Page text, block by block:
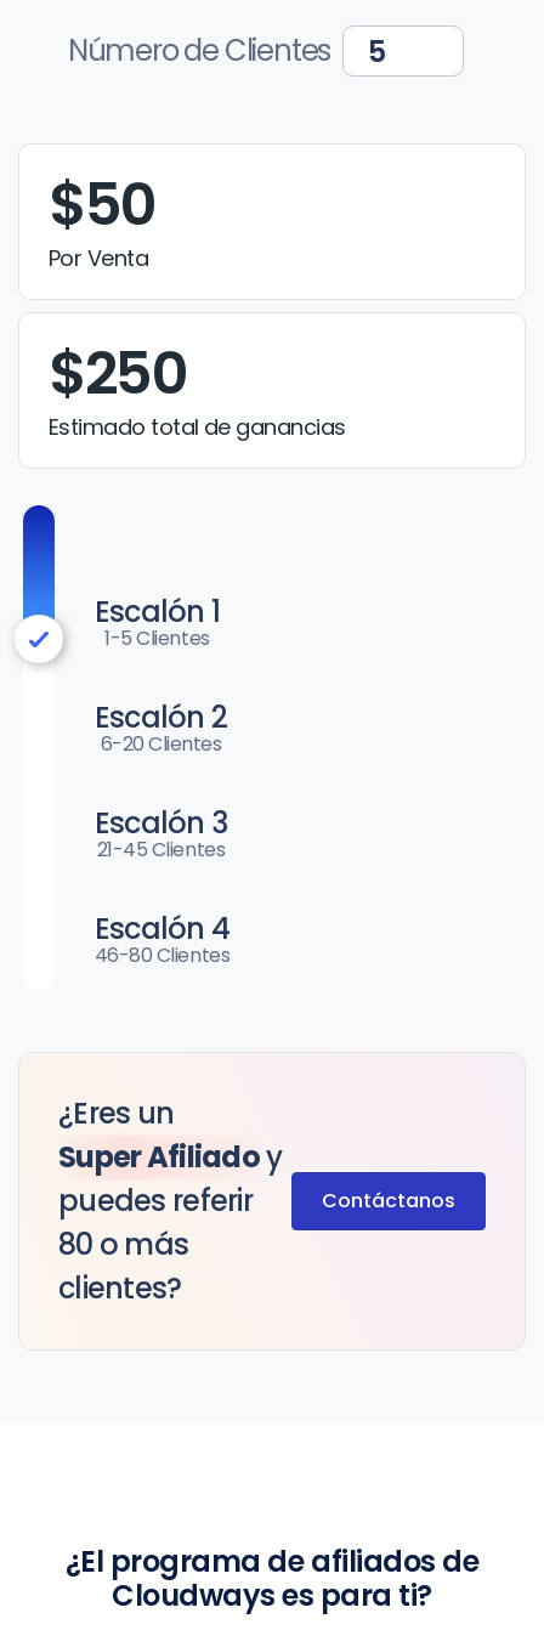
Número de Clientes
$50
Por Venta
$250
Estimado total de ganancias
Escalón 1
1-5 Clientes
Escalón 2
6-20 Clientes
Escalón 3
21-45 Clientes
Escalón 4
46-80 Clientes
¿Eres un
Super Afiliadoy
puedes referir
80 o más
clientes?
Contáctanos
¿El programa de afiliados de
Cloudways es para ti?